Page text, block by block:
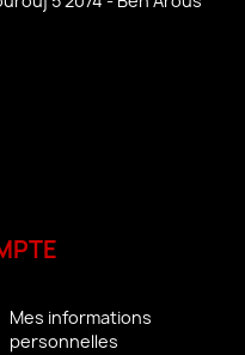
Mes informations
personnelles